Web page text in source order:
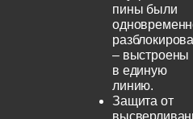
пины были
– выстроены
в единую
линию.
Защита от